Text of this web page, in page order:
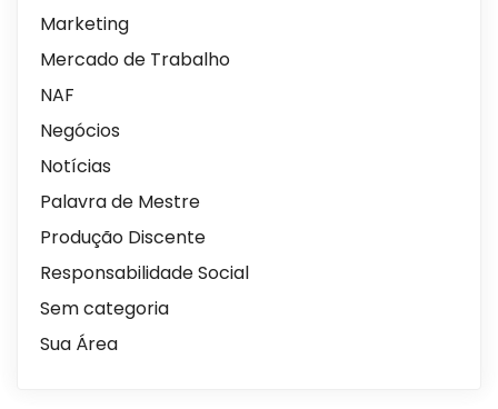
Marketing
Mercado de Trabalho
NAF
Negócios
Notícias
Palavra de Mestre
Produção Discente
Responsabilidade Social
Sem categoria
Sua Área